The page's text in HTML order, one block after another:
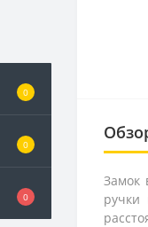
0
0
0
Замок
ручки